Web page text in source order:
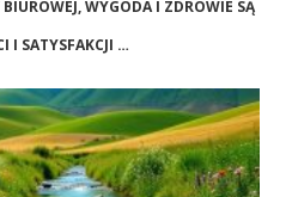
WYGODA I ZDROWIE SĄ
I SATYSFAKCJI …